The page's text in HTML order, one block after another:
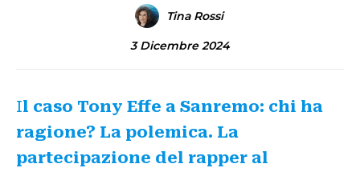
Tina Rossi
3 Dicembre 2024
Il caso Tony Effe a Sanremo: chi ha
ragione? La polemica. La
partecipazione del rapper al